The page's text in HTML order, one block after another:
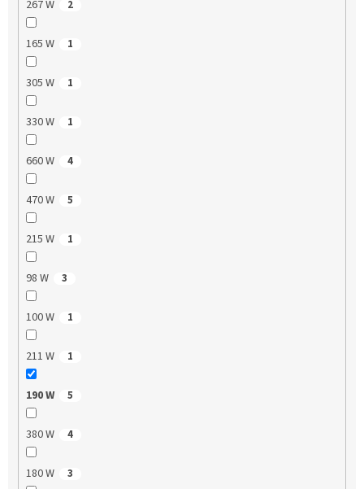
267 W 2
165 W 1
305 W 1
330 W 1
660 W 4
470 W 5
215 W 1
98 W 3
100 W 1
211 W 1
190 W 5
380 W 4
180 W 3